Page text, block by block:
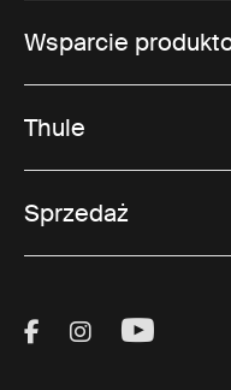
Wsparcie
Thule
Sprzedaż
Visit Thule on
Visit Thule
Visit